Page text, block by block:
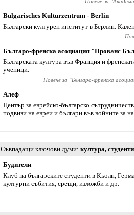
Bulgarisches Kulturzentrum - Berlin
Български културен институт в Берлин.
Българо-френска асоциация "Прованс
Българската култура във Франция и
ученици.
Повече за "Българо-френска
Алеф
Център за еврейско-българско
подвизи на евреи и българи във войните за
Съвпадащи ключови думи култура, студенти
Будители
Клуб на българските студенти в Кьолн,
културни събития, срещи, изложби и др.